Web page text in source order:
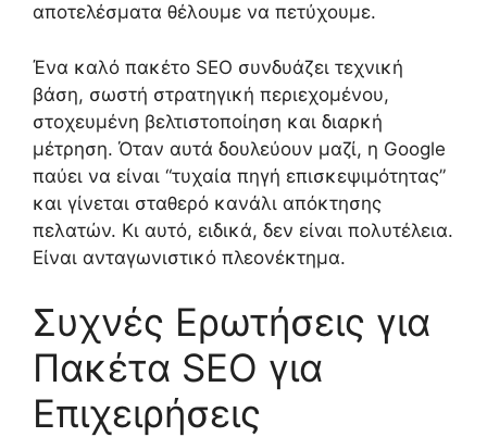
αποτελέσματα θέλουμε να πετύχουμε.
Ένα καλό πακέτο SEO συνδυάζει τεχνική
βάση, σωστή στρατηγική περιεχομένου,
στοχευμένη βελτιστοποίηση και διαρκή
μέτρηση. Όταν αυτά δουλεύουν μαζί, η Google
παύει να είναι “τυχαία πηγή επισκεψιμότητας”
και γίνεται σταθερό κανάλι απόκτησης
πελατών. Κι αυτό, ειδικά, δεν είναι πολυτέλεια.
Είναι ανταγωνιστικό πλεονέκτημα.
Συχνές Ερωτήσεις για
Πακέτα SEO για
Επιχειρήσεις